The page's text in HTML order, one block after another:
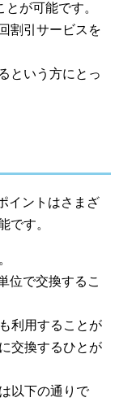
が可能です。
割引サービスを
という方にとっ
イントはさまざ
です。
位で交換するこ
利用することが
交換するひとが
以下の通りで